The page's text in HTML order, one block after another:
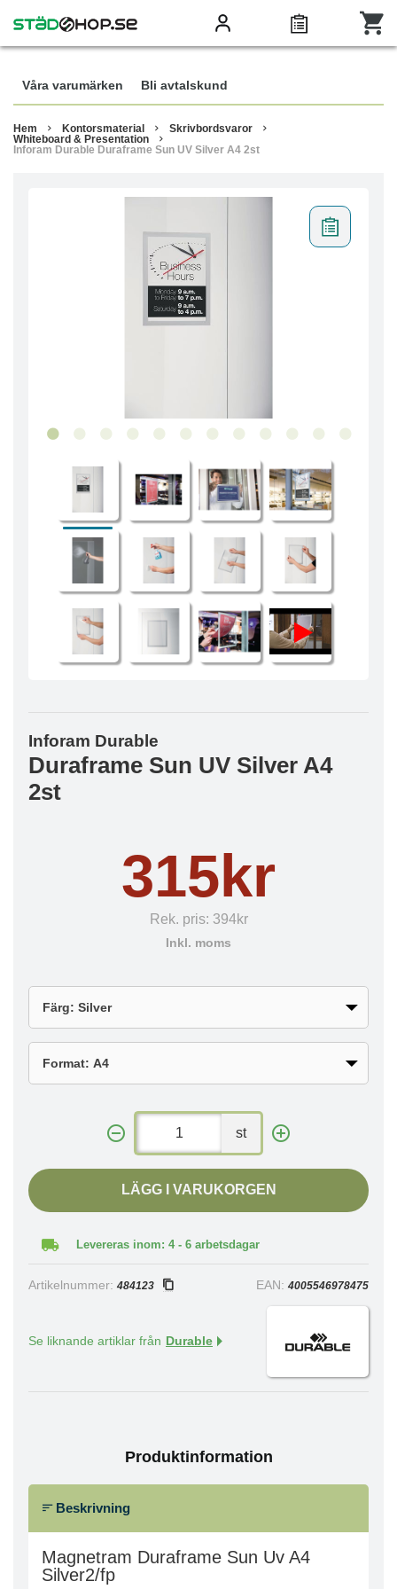
Våra varumärken Bli avtalskund
Hem Kontorsmaterial
Skrivbordsvaror
Whiteboard & Presentation
Inforam Durable Duraframe Sun UV Silver A4 2st
Inforam Durable
Duraframe Sun UV Silver A4
2st
315kr
Rek. pris: 394kr
Inkl. moms
st
LÄGG I VARUKORGEN
Levereras inom: 4 - 6 arbetsdagar
Artikelnummer: 484123 EAN: 4005546978475
Se liknande artiklar från Durable
Produktinformation
Beskrivning
Magnetram Duraframe Sun Uv A4
Silver2/fp